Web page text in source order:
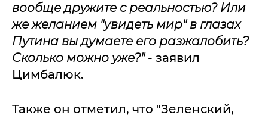
вообще дружите с реальностью? Или
же желанием "увидеть мир" в глазах
Путина вы думаете его разжалобить?
Сколько можно уже?"- заявил
Цимбалюк.
Также он отметил, что "Зеленский,